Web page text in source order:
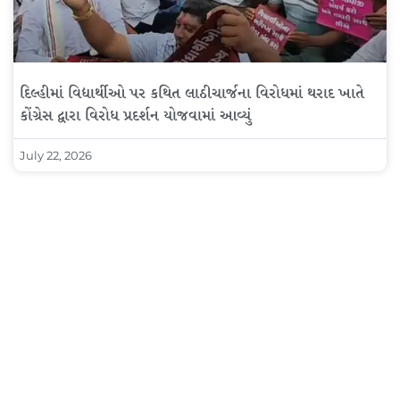
દિલ્હીમાં વિદ્યાર્થીઓ પર કથિત લાઠીચાર્જના વિરોધમાં થરાદ ખાતે
કોંગ્રેસ દ્વારા વિરોધ પ્રદર્શન યોજવામાં આવ્યું
July 22, 2026